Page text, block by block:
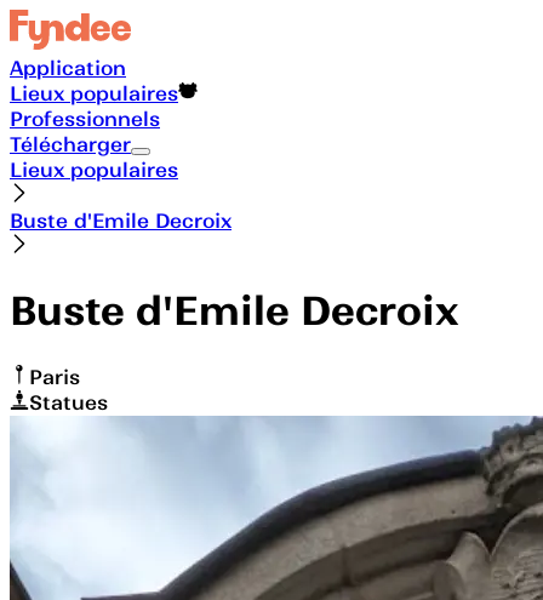
Application
Lieux populaires
Professionnels
Télécharger
Lieux populaires
Buste d'Emile Decroix
Buste d'Emile Decroix
Paris
Statues